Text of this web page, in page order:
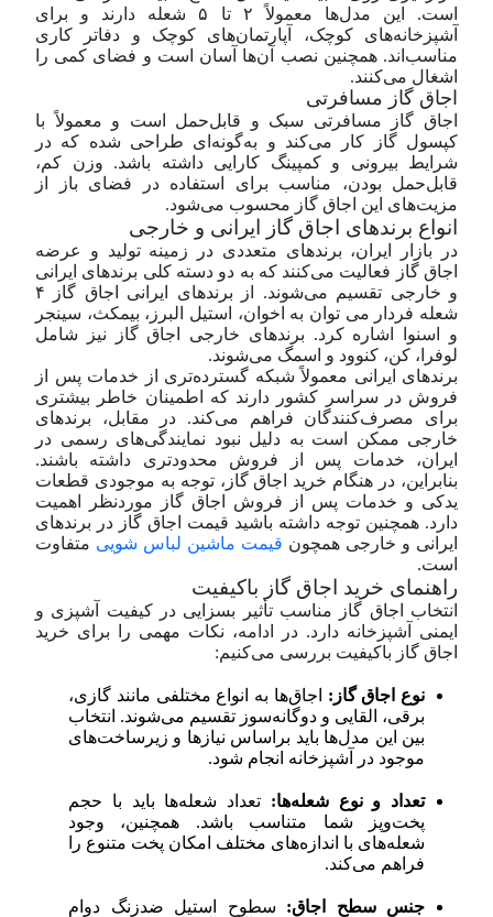
است. این مدل‌ها معمولاً ۲ تا ۵ شعله دارند و برای
آشپزخانه‌های کوچک، آپارتمان‌های کوچک و دفاتر کاری
مناسب‌اند. همچنین نصب آن‌ها آسان است و فضای کمی را
اشغال می‌کنند.
اجاق گاز مسافرتی
اجاق گاز مسافرتی سبک و قابل‌حمل است و معمولاً با
کپسول گاز کار می‌کند و به‌گونه‌ای طراحی شده که در
شرایط بیرونی و کمپینگ کارایی داشته باشد. وزن کم،
قابل‌حمل بودن، مناسب برای استفاده در فضای باز از
مزیت‌های این اجاق گاز محسوب می‌شود.
انواع برندهای اجاق گاز ایرانی و خارجی
در بازار ایران، برندهای متعددی در زمینه تولید و عرضه
اجاق گاز فعالیت می‌کنند که به دو دسته کلی برندهای ایرانی
و خارجی تقسیم می‌شوند. از برندهای ایرانی اجاق گاز ۴
شعله فردار می توان به اخوان، استیل البرز، بیمکث، سینجر
و اسنوا اشاره کرد. برندهای خارجی اجاق گاز نیز شامل
لوفرا، کن، کنوود و اسمگ می‌شوند.
برندهای ایرانی معمولاً شبکه گسترده‌تری از خدمات پس از
فروش در سراسر کشور دارند که اطمینان خاطر بیشتری
برای مصرف‌کنندگان فراهم می‌کند. در مقابل، برندهای
خارجی ممکن است به دلیل نبود نمایندگی‌های رسمی در
ایران، خدمات پس از فروش محدودتری داشته باشند.
بنابراین، در هنگام خرید اجاق گاز، توجه به موجودی قطعات
یدکی و خدمات پس از فروش اجاق گاز مورد‌نظر اهمیت
دارد. همچنین توجه داشته باشید قیمت اجاق گاز در برندهای
ایرانی و خارجی همچون قیمت ماشین لباس شویی متفاوت
است.
راهنمای خرید اجاق گاز باکیفیت
انتخاب اجاق گاز مناسب تأثیر بسزایی در کیفیت آشپزی و
ایمنی آشپزخانه دارد. در ادامه، نکات مهمی را برای خرید
اجاق گاز باکیفیت بررسی می‌کنیم:
نوع اجاق گاز: اجاق‌ها به انواع مختلفی مانند گازی،
برقی، القایی و دوگانه‌سوز تقسیم می‌شوند. انتخاب
بین این مدل‌ها باید براساس نیازها و زیرساخت‌های
موجود در آشپزخانه انجام شود.
تعداد و نوع شعله‌ها: تعداد شعله‌ها باید با حجم
پخت‌وپز شما متناسب باشد. همچنین، وجود
شعله‌های با اندازه‌های مختلف امکان پخت متنوع را
فراهم می‌کند.
جنس سطح اجاق: سطوح استیل ضدزنگ دوام